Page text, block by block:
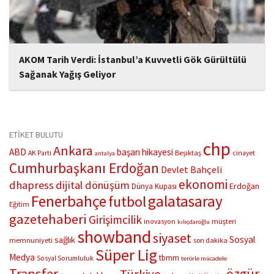
AKOM Tarih Verdi: İstanbul’a Kuvvetli Gök Gürültülü
Sağanak Yağış Geliyor
İstanbul Büyükşehir Belediyesi (İBB) Afet Koordinasyon Merkezi
Pazartesi günü şiddetini artırarak gök gürültülü sağanak...
ETİKET BULUTU
ABD AK Parti Ankara antalya başarı hikayesi Beşiktaş chp cinayet
Cumhurbaşkanı Erdoğan Devlet Bahçeli
dhapress dijital dönüşüm Dünya Kupası ekonomi Erdoğan
Eğitim Fenerbahçefutbolgalatasaray
gazetehaberi Girişimcilik inovasyon kılıçdaroğlu müşteri
memnuniyeti sağlık showbandsiyaset son dakika Sosyal
Medya Sosyal Sorumluluk Süper Lig tbmm terörle mücadele